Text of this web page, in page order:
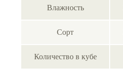
Влажность
Сорт
Количество в кубе